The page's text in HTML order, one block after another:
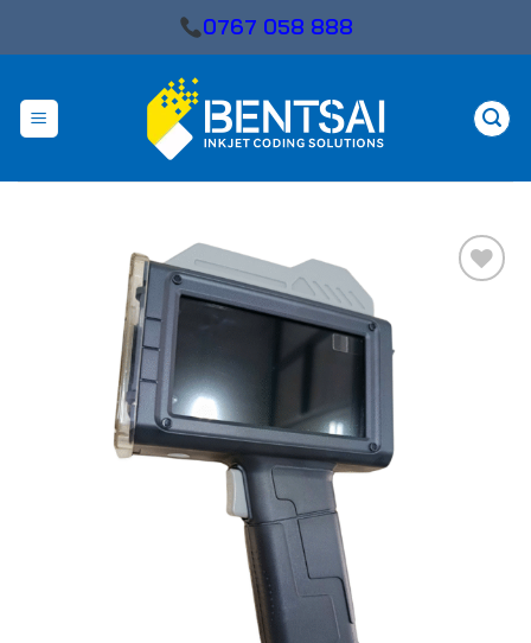
0767 058 888